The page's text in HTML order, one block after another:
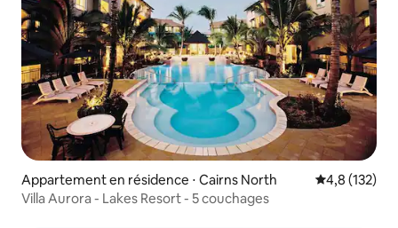
Appartement en résidence ⋅ Cairns North Évaluation
4,8 (132)
Villa Aurora - Lakes Resort - 5 couchages